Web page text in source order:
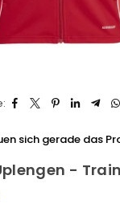
sich gerade das
-